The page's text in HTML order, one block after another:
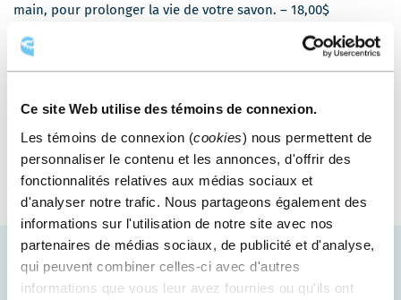
Ce site Web utilise des témoins de connexion.
Les témoins de connexion (cookies) nous permettent de
personnaliser le contenu et les annonces, d'offrir des
fonctionnalités relatives aux médias sociaux et
d'analyser notre trafic. Nous partageons également des
informations sur l'utilisation de notre site avec nos
partenaires de médias sociaux, de publicité et d'analyse,
qui peuvent combiner celles-ci avec d'autres
informations que vous leur avez fournies ou qu'ils ont
s'ouvrira
une
nouvelle
main, pour prolonger la vie de votre savon. – 18,00$
Hôtes et hôtesses choyés
Vinaigrettes aux épices boréales (6 choix)ÉpicéaCe
s'ouvrira
nouvelle
fenêtre
, une
11,50 $
Petite pensée sans frais
Art public à Québec, 102 œuvres à découvrir – Gratuit
VOUS AIMEREZ AUSSI